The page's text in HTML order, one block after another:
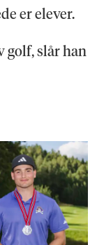
er elever.
golf, slår han